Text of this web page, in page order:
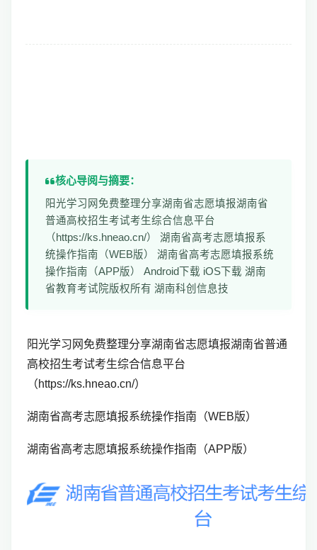
核心导阅与摘要：
阳光学习网免费整理分享湖南省志愿填报湖南省
普通高校招生考试考生综合信息平台
（https://ks.hneao.cn/） 湖南省高考志愿填报系
统操作指南（WEB版） 湖南省高考志愿填报系统
操作指南（APP版） Android下载 iOS下载 湖南
省教育考试院版权所有 湖南科创信息技
阳光学习网免费整理分享湖南省志愿填报湖南省普通
高校招生考试考生综合信息平台
（https://ks.hneao.cn/）
湖南省高考志愿填报系统操作指南（WEB版）
湖南省高考志愿填报系统操作指南（APP版）